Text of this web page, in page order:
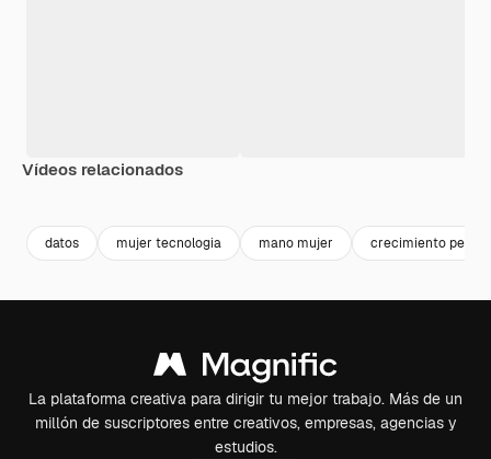
Vídeos relacionados
datos mujer tecnologia mano mujer crecimiento
La plataforma creativa para dirigir tu mejor trabajo. Más de un
millón de suscriptores entre creativos, empresas, agencias y
estudios.